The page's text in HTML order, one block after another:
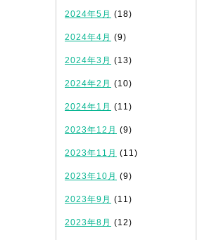
2024年5月 (18)
2024年4月 (9)
2024年3月 (13)
2024年2月 (10)
2024年1月 (11)
2023年12月 (9)
2023年11月 (11)
2023年10月 (9)
2023年9月 (11)
2023年8月 (12)